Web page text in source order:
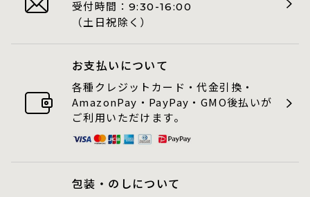
受付時間： 9:30-16:00
（土日祝除く）
お支払いについて
各種クレジットカード・代金引換・
AmazonPay・PayPay・GMO後払いが
ご利用いただけます。
包装・のしについて